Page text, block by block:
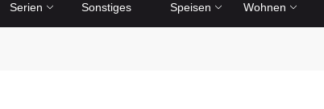
Serien Sonstiges Speisen Wohnen